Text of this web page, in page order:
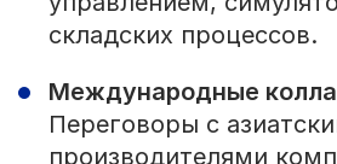
складских процессов.
Международные
Переговоры с
производителями